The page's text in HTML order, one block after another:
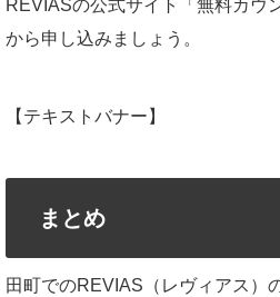
REVIASの公式サイト「無料カウ
から申し込みましょう。
【テキストバナー】
まとめ
田町でのREVIAS（レヴィアス）